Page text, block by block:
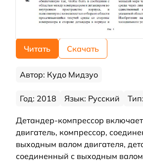
Читать Скачать
Автор: Кудо Мидзуо
Год: 2018 Язык: Русский
Детандер-компрессор включает
двигатель, компрессор,
выходным валом двигателя,
соединенный с выходным валом